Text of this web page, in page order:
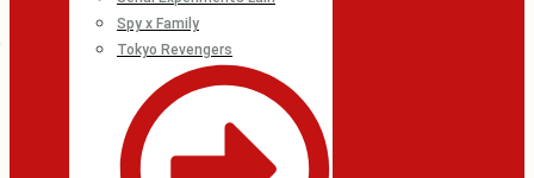
Spy x Family
Tokyo Revengers